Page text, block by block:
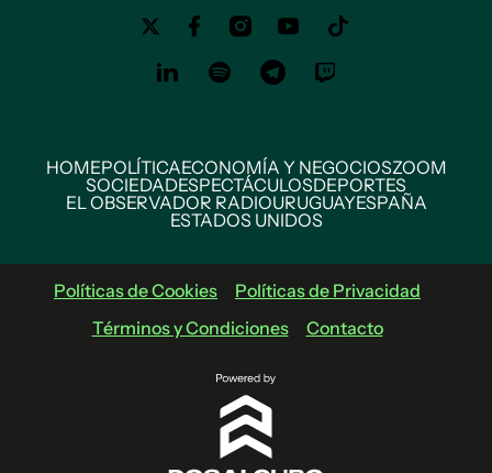
HOMEPOLÍTICAECONOMÍA Y NEGOCIOSZOOM
SOCIEDADESPECTÁCULOSDEPORTES
EL OBSERVADOR RADIOURUGUAYESPAÑA
ESTADOS UNIDOS
Políticas de Cookies
Políticas de Privacidad
Términos y Condiciones
Contacto